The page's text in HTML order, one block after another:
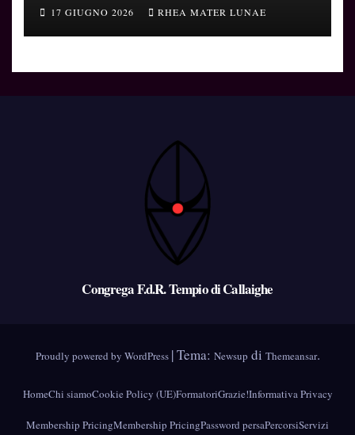
17 GIUGNO 2026 RHEA MATER LUNAE
Congrega F.d.R. Tempio di Callaighe
Proudly powered by WordPress |Tema: Newsup di Themeansar.
HomeChi siamoCookie Policy (UE)FormatoriGrazie!Informativa Privacy
Membership PricingMembership PricingPassword persaPercorsiServizi